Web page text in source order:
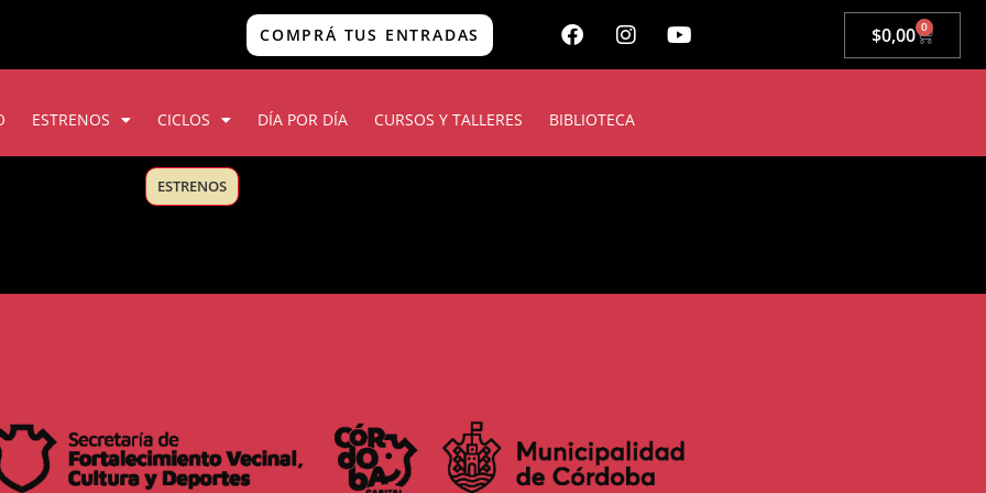
COMPRÁ TUS ENTRADAS $0,00 0
ESTRENOS CICLOS DÍA POR DÍA CURSOS Y TALLERES BIBLIOTECA
ESTRENOS